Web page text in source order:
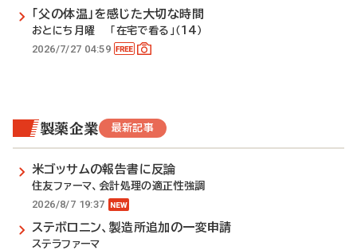
「父の体温」を感じた大切な時間
おとにち月曜 「在宅で看る」（14）
2026/7/27 04:59
製薬企業 最新記事
米ゴッサムの報告書に反論
住友ファーマ、会計処理の適正性強調
2026/8/7 19:37
ステボロニン、製造所追加の一変申請
ステラファーマ